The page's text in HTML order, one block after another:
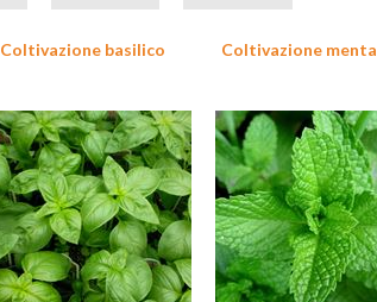
Coltivazione basilico Coltivazione menta